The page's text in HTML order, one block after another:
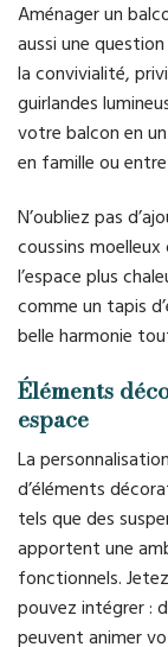
Aménager un
aussi une
la convivialité,
guirlandes
votre balcon en
en famille ou
N’oubliez pas
coussins
l’espace plus
comme un tapis
belle harmonie
Éléments
espace
La
d’éléments
tels que des
apportent une
fonctionnels.
pouvez intégrer :
peuvent animer